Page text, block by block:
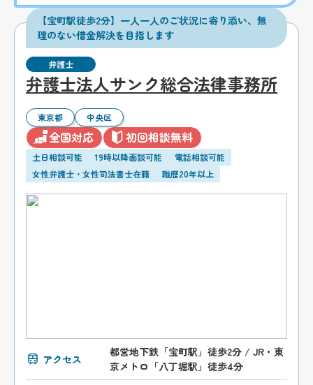
【宝町駅徒歩2分】一人一人のご状況に寄り添い、無
理のない借金解決を目指します
弁護士
弁護士法人サンク総合法律事務所
東京都 中央区
全国対応 初回相談無料
土日相談可能 19時以降面談可能
電話相談可能
女性弁護士・女性司法書士在籍
職歴20年以上
アクセス
都営地下鉄「宝町駅」徒歩2分 / JR・東
京メトロ「八丁堀駅」徒歩4分